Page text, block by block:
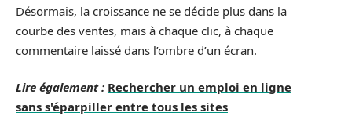
Désormais, la croissance ne se décide plus dans la
courbe des ventes, mais à chaque clic, à chaque
commentaire laissé dans l’ombre d’un écran.
Lire également : Rechercher un emploi en ligne
sans s'éparpiller entre tous les sites